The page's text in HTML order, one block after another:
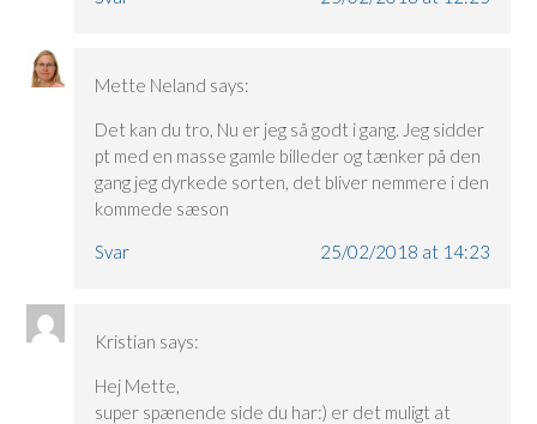
Mette Neland says:
Det kan du tro, Nu er jeg så godt i gang. Jeg sidder
pt med en masse gamle billeder og tænker på den
gang jeg dyrkede sorten, det bliver nemmere i den
kommede sæson
Svar
25/02/2018 at 14:23
Kristian says:
Hej Mette,
super spænende side du har:) er det muligt at